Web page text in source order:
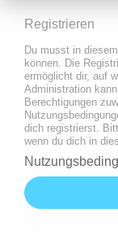
Registrieren
Du musst in
können. Die
ermöglicht dir, auf
Administration
Berechtigungen
dich registrierst.
wenn du dich in